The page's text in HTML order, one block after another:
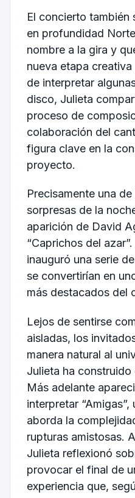
El concierto también
en profundidad
nombre a la gira y
nueva etapa
de interpretar
disco, Julieta
proceso de
colaboración del
figura clave en la
proyecto.
Precisamente una
sorpresas de la
aparición de David
“Caprichos del
inauguró una serie
se convertirían en
más destacados del
Lejos de sentirse
aisladas, los
manera natural al
Julieta ha construido
Más adelante
interpretar
aborda la
rupturas amistosas.
Julieta reflexionó
provocar el final de
experiencia que,